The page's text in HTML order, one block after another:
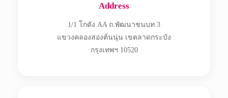
Address
1/1 โกดัง AA ถ.พัฒนาชนบท 3
แขวงคลองสองต้นนุ่น เขตลาดกระบัง
กรุงเทพฯ 10520